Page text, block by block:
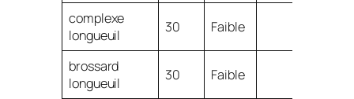
complexe
longueuil
30 Faible
brossard
longueuil
30 Faible